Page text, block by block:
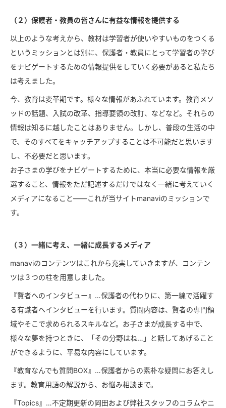
（２）保護者・教員の皆さんに有益な情報を提供する
以上のような考えから、教材は学習者が使いやすいものをつくる
というミッションとは別に、保護者・教員にとって学習者の学び
をナビゲートするための情報提供をしていく必要があると私たち
は考えました。
今、教育は変革期です。様々な情報があふれています。教育メソ
ッドの話題、入試の改革、指導要領の改訂、などなど。それらの
情報は知るに越したことはありません。しかし、普段の生活の中
で、そのすべてをキャッチアップすることは不可能だと思います
し、不必要だと思います。
お子さまの学びをナビゲートするために、本当に必要な情報を厳
選すること、情報をただ記述するだけではなく一緒に考えていく
メディアになること――これが当サイトmanaviのミッションで
す。
（３）一緒に考え、一緒に成長するメディア
manaviのコンテンツはこれから充実していきますが、コンテン
ツは３つの柱を用意しました。
『賢者へのインタビュー』…保護者の代わりに、第一線で活躍す
る有識者へインタビューを行います。質問内容は、賢者の専門領
域やそこで求められるスキルなど。お子さまが成長する中で、
様々な夢を持つときに、「その分野はね…」と話してあげること
ができるように、平易な内容にしています。
『教育なんでも質問BOX』…保護者からの素朴な疑問にお答えし
ます。教育用語の解説から、お悩み相談まで。
『Topics』…不定期更新の岡田および弊社スタッフのコラムやニ